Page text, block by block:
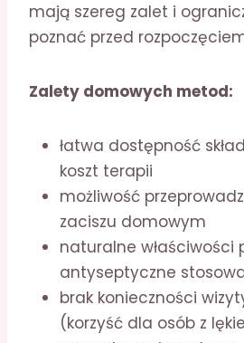
mają szereg zalet i
poznać przed
Zalety domowych metod:
łatwa dostępność
koszt terapii
możliwość
zaciszu domowym
naturalne właściwości
antyseptyczne
brak konieczności
(korzyść dla osób z